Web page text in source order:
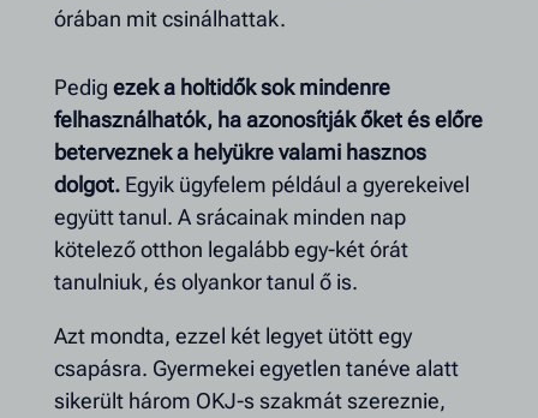
órában mit csinálhattak.
Pedig ezek a holtidők sok mindenre
felhasználhatók, ha azonosítják őket és előre
beterveznek a helyükre valami hasznos
dolgot.Egyik ügyfelem például a gyerekeivel
együtt tanul. A srácainak minden nap
kötelező otthon legalább egy-két órát
tanulniuk, és olyankor tanul ő is.
Azt mondta, ezzel két legyet ütött egy
csapásra. Gyermekei egyetlen tanéve alatt
sikerült három OKJ-s szakmát szereznie,